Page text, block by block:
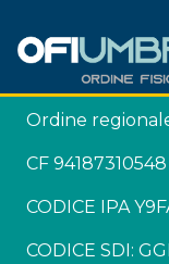
Ordine
CF 94187310548
CODICE IPA
CODICE SDI: